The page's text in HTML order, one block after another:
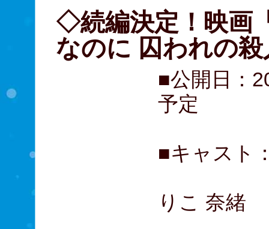
◇続編決定！映画
なのに 囚われの
■公開日：
予定
■キャスト
りこ 奈緒